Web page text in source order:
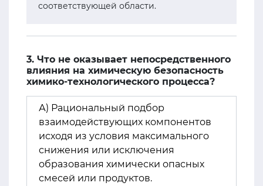
соответствующей области.
3. Что не оказывает непосредственного
влияния на химическую безопасность
химико-технологического процесса?
А) Рациональный подбор
взаимодействующих компонентов
исходя из условия максимального
снижения или исключения
образования химически опасных
смесей или продуктов.